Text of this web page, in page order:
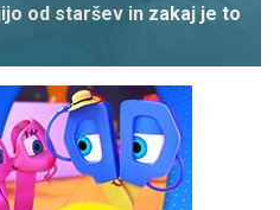
od staršev in zakaj je to